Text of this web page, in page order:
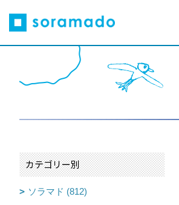
カテゴリー別
ソラマド (812)